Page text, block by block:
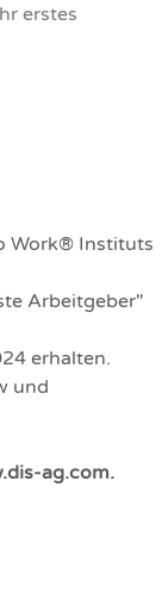
erstes
Work® Instituts
Arbeitgeber"
erhalten.
und
ag.com.